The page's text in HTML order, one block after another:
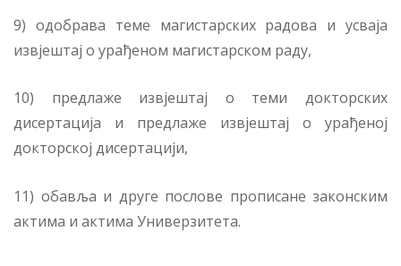
9) одобрава теме магистарских радова и усваја
извјештај о урађеном магистарском раду,
10) предлаже извјештај о теми докторских
дисертација и предлаже извјештај о урађеној
докторској дисертацији,
11) обавља и друге послове прописане законским
актима и актима Универзитета.